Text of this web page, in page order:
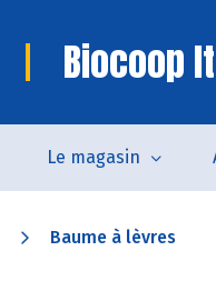
Biocoop
Le magasin
Baume à lèvres